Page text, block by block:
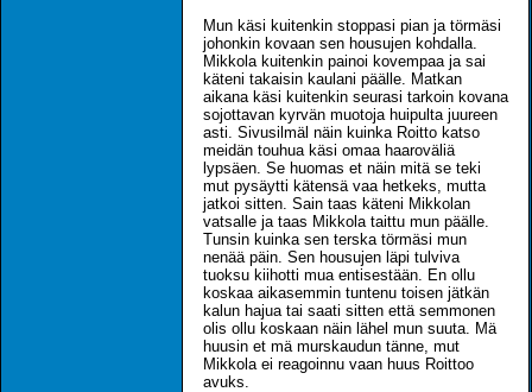
Mun käsi kuitenkin stoppasi pian ja törmäsi
johonkin kovaan sen housujen kohdalla.
Mikkola kuitenkin painoi kovempaa ja sai
käteni takaisin kaulani päälle. Matkan
aikana käsi kuitenkin seurasi tarkoin kovana
sojottavan kyrvän muotoja huipulta juureen
asti. Sivusilmäl näin kuinka Roitto katso
meidän touhua käsi omaa haaroväliä
lypsäen. Se huomas et näin mitä se teki
mut pysäytti kätensä vaa hetkeks, mutta
jatkoi sitten. Sain taas käteni Mikkolan
vatsalle ja taas Mikkola taittu mun päälle.
Tunsin kuinka sen terska törmäsi mun
nenää päin. Sen housujen läpi tulviva
tuoksu kiihotti mua entisestään. En ollu
koskaa aikasemmin tuntenu toisen jätkän
kalun hajua tai saati sitten että semmonen
olis ollu koskaan näin lähel mun suuta. Mä
huusin et mä murskaudun tänne, mut
Mikkola ei reagoinnu vaan huus Roittoo
avuks.